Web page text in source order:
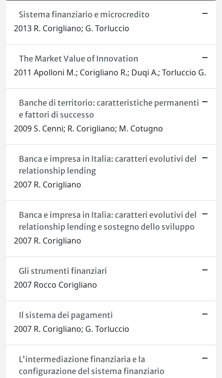
Sistema finanziario e microcredito
2013 R. Corigliano; G. Torluccio
The Market Value of Innovation
2011 Apolloni M.; Corigliano R.; Duqi A.; Torluccio G.
Banche di territorio: caratteristiche permanenti
e fattori di successo
2009 S. Cenni; R. Corigliano; M. Cotugno
Banca e impresa in Italia: caratteri evolutivi del
relationship lending
2007 R. Corigliano
Banca e impresa in Italia: caratteri evolutivi del
relationship lending e sostegno dello sviluppo
2007 R. Corigliano
Gli strumenti finanziari
2007 Rocco Corigliano
Il sistema dei pagamenti
2007 R. Corigliano; G. Torluccio
L'intermediazione finanziaria e la
configurazione del sistema finanziario